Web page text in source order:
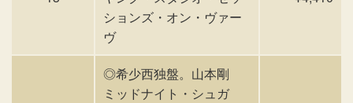
ションズ・オン・ヴァー
ヴ
◎希少西独盤。山本剛
ミッドナイト・シュガ